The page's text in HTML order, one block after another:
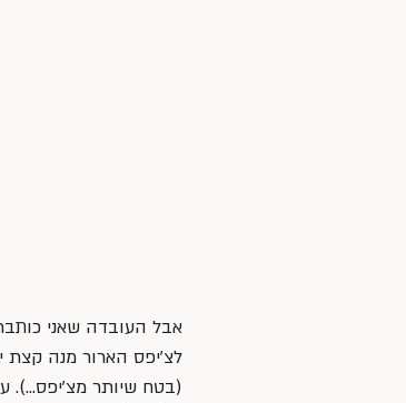
אבל העובדה שאני
לצ׳יפס הארור מנה קצת
(בטח שיותר מצ׳יפס…).